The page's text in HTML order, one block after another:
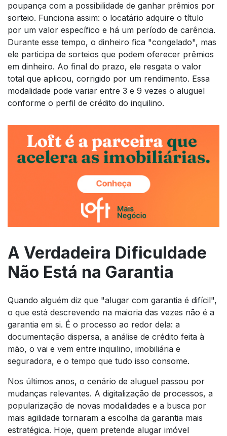
poupança com a possibilidade de ganhar prêmios por
sorteio. Funciona assim: o locatário adquire o título
por um valor específico e há um período de carência.
Durante esse tempo, o dinheiro fica "congelado", mas
ele participa de sorteios que podem oferecer prêmios
em dinheiro. Ao final do prazo, ele resgata o valor
total que aplicou, corrigido por um rendimento. Essa
modalidade pode variar entre 3 e 9 vezes o aluguel
conforme o perfil de crédito do inquilino.
A Verdadeira Dificuldade
Não Está na Garantia
Quando alguém diz que "alugar com garantia é difícil",
o que está descrevendo na maioria das vezes não é a
garantia em si. É o processo ao redor dela: a
documentação dispersa, a análise de crédito feita à
mão, o vai e vem entre inquilino, imobiliária e
seguradora, e o tempo que tudo isso consome.
Nos últimos anos, o cenário de aluguel passou por
mudanças relevantes. A digitalização de processos, a
popularização de novas modalidades e a busca por
mais agilidade tornaram a escolha da garantia mais
estratégica. Hoje, quem pretende alugar imóvel